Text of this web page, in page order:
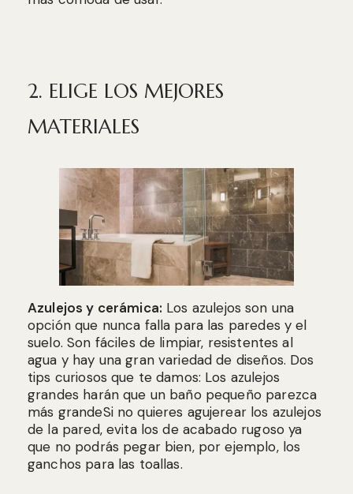
2. ELIGE LOS MEJORES
MATERIALES
Azulejos y cerámica: Los azulejos son una
opción que nunca falla para las paredes y el
suelo. Son fáciles de limpiar, resistentes al
agua y hay una gran variedad de diseños. Dos
tips curiosos que te damos: Los azulejos
grandes harán que un baño pequeño parezca
más grandeSi no quieres agujerear los azulejos
de la pared, evita los de acabado rugoso ya
que no podrás pegar bien, por ejemplo, los
ganchos para las toallas.